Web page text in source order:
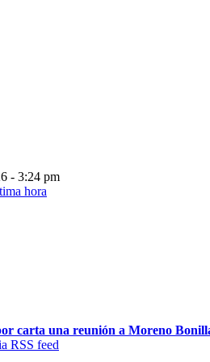
- 3:24 pm
carta una reunión a Moreno